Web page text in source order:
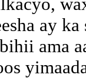
ay
ama